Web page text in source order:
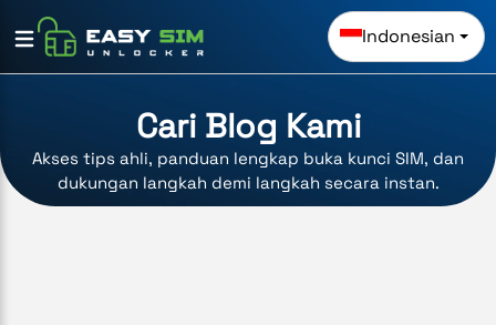
Indonesian
Cari Blog Kami
Akses tips ahli, panduan lengkap buka kunci SIM, dan
dukungan langkah demi langkah secara instan.